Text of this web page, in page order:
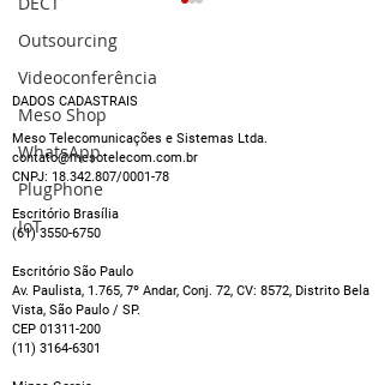
Outsourcing
Videoconferência
Meso Shop
WhatsApp
PlugPhone
IoT
Yealink: conheça 5 dos
equipamentos de
videoconferência para
salas de reuniões
Teams e Zoom
DADOS CADASTRAIS
Meso Telecomunicações e Sistemas Ltda.
contato@mesotelecom.com.br
CNPJ: 18.342.807/0001-78
Escritório Brasília
(61) 3550-6750
Escritório São Paulo
Av. Paulista, 1.765, 7º Andar, Conj. 72, CV: 8572, Distrito Bela
Vista, São Paulo / SP.
CEP 01311-200
(11) 3164-6301